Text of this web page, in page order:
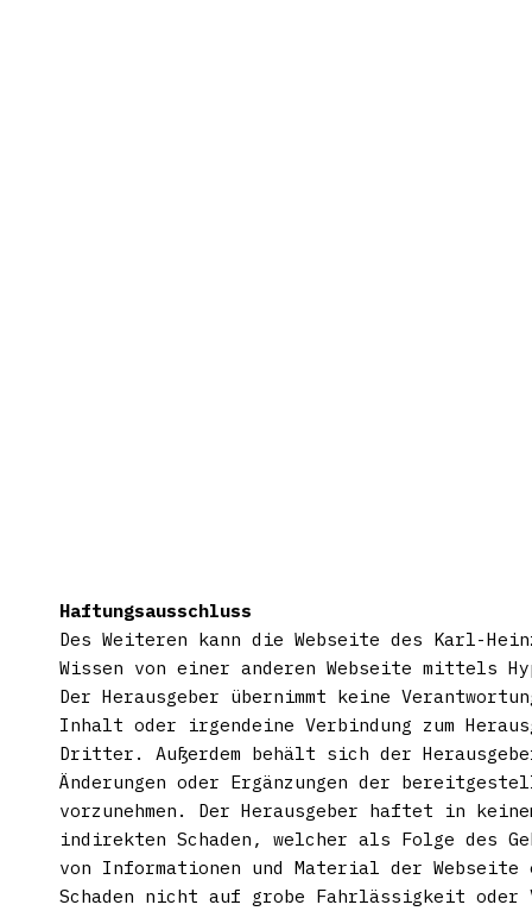
Haftungsausschluss
Des Weiteren kann die Webseite des Karl-
Wissen von einer anderen Webseite mittels
Der Herausgeber übernimmt keine
Inhalt oder irgendeine Verbindung zum
Dritter. Außerdem behält sich der
Änderungen oder Ergänzungen der
vorzunehmen. Der Herausgeber haftet in
indirekten Schaden, welcher als Folge des
von Informationen und Material der
Schaden nicht auf grobe Fahrlässigkeit oder